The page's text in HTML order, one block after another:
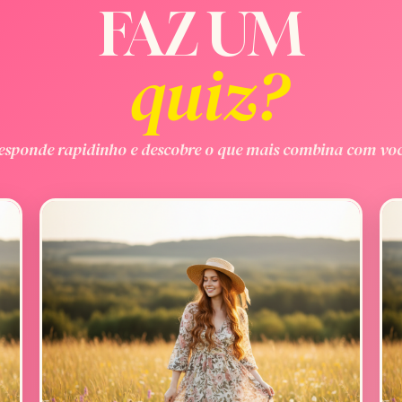
FAZ UM
quiz?
rapidinho e descobre o que mais combina com